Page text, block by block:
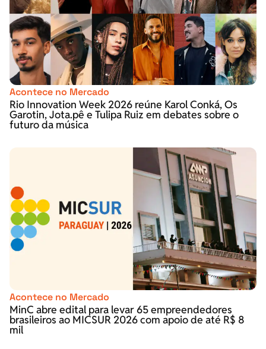
Acontece no Mercado
Rio Innovation Week 2026 reúne Karol Conká, Os
Garotin, Jota.pê e Tulipa Ruiz em debates sobre o
futuro da música
Acontece no Mercado
MinC abre edital para levar 65 empreendedores
brasileiros ao MICSUR 2026 com apoio de até R$ 8
mil